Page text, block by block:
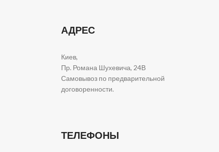
АДРЕС
Киев,
Пр. Романа Шухевича, 24В
Самовывоз по предварительной
договоренности.
ТЕЛЕФОНЫ